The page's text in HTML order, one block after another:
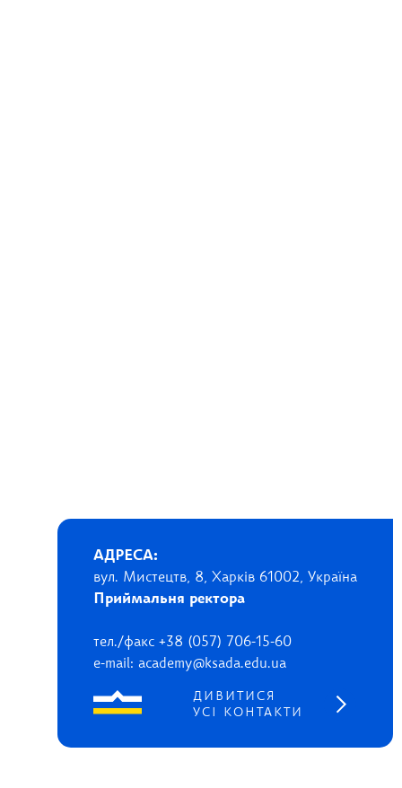
АДРЕСА:
вул. Мистецтв, 8, Харків 61002, Україна
Приймальня ректора
тел./факс +38 (057) 706-15-60
e-mail: academy@ksada.edu.ua
ДИВИТИСЯ
УСІ КОНТАКТИ